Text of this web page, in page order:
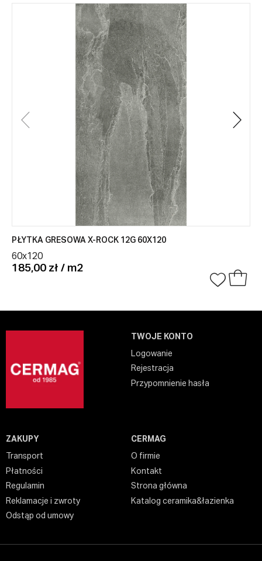
PŁYTKA GRESOWA X-ROCK 12G 60X120
60x120
185,00 zł / m2
TWOJE KONTO
Logowanie
Rejestracja
Przypomnienie hasła
ZAKUPY
Transport
Płatności
Regulamin
Reklamacje i zwroty
Odstąp od umowy
CERMAG
O firmie
Kontakt
Strona główna
Katalog ceramika&łazienka